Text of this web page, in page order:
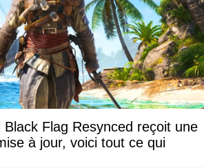
Flag Resynced reçoit une
à jour, voici tout ce qui